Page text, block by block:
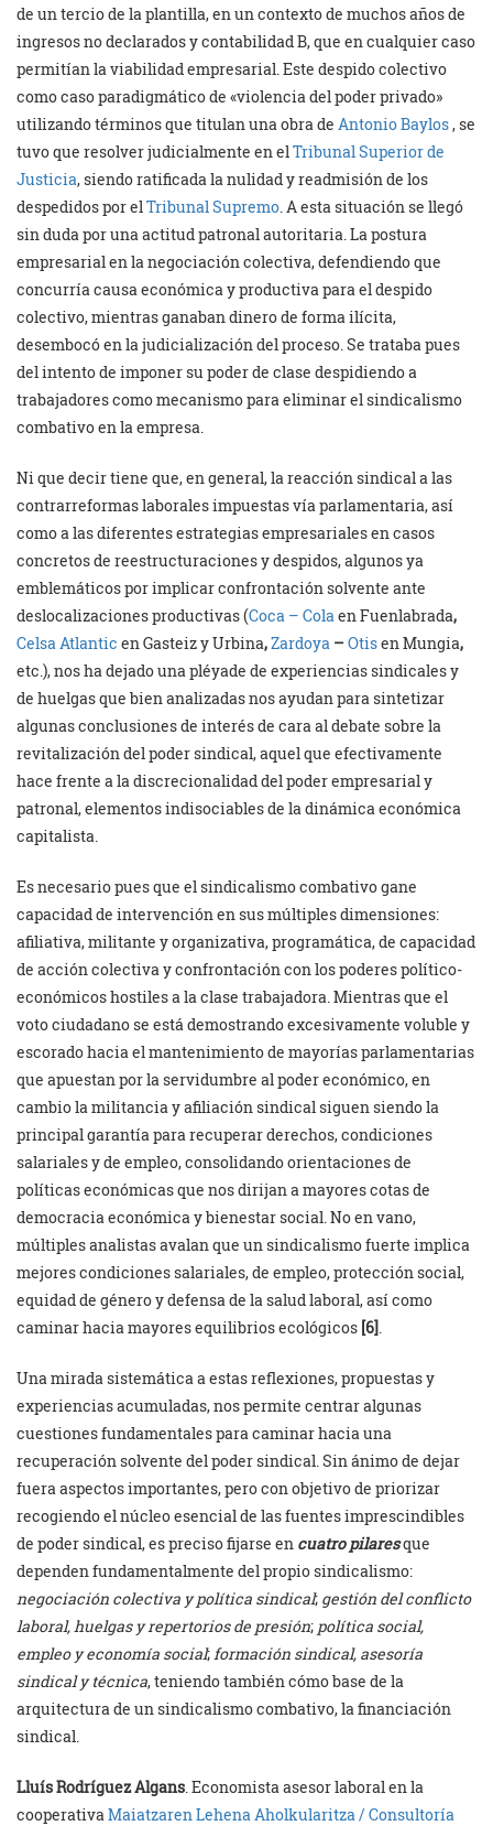
de un tercio de la plantilla, en un contexto de muchos años de
ingresos no declarados y contabilidad B, que en cualquier caso
permitían la viabilidad empresarial. Este despido colectivo
como caso paradigmático de «violencia del poder privado»
utilizando términos que titulan una obra de Antonio Baylos, se
tuvo que resolver judicialmente en elTribunal Superior de
Justicia, siendo ratificada la nulidad y readmisión de los
despedidos por elTribunal Supremo. A esta situación se llegó
sin duda por una actitud patronal autoritaria. La postura
empresarial en la negociación colectiva, defendiendo que
concurría causa económica y productiva para el despido
colectivo, mientras ganaban dinero de forma ilícita,
desembocó en la judicialización del proceso. Se trataba pues
del intento de imponer su poder de clase despidiendo a
trabajadores como mecanismo para eliminar el sindicalismo
combativo en la empresa.
Ni que decir tiene que, en general, la reacción sindical a las
contrarreformas laborales impuestas vía parlamentaria, así
como a las diferentes estrategias empresariales en casos
concretos de reestructuraciones y despidos, algunos ya
emblemáticos por implicar confrontación solvente ante
deslocalizaciones productivas (Coca – Colaen Fuenlabrada,
Celsa Atlantic en Gasteiz y Urbina,Zardoya – Otisen Mungia,
etc.), nos ha dejado una pléyade de experiencias sindicales y
de huelgas que bien analizadas nos ayudan para sintetizar
algunas conclusiones de interés de cara al debate sobre la
revitalización del poder sindical, aquel que efectivamente
hace frente a la discrecionalidad del poder empresarial y
patronal, elementos indisociables de la dinámica económica
capitalista.
Es necesario pues que el sindicalismo combativo gane
capacidad de intervención en sus múltiples dimensiones:
afiliativa, militante y organizativa, programática, de capacidad
de acción colectiva y confrontación con los poderes político-
económicos hostiles a la clase trabajadora. Mientras que el
voto ciudadano se está demostrando excesivamente voluble y
escorado hacia el mantenimiento de mayorías parlamentarias
que apuestan por la servidumbre al poder económico, en
cambio la militancia y afiliación sindical siguen siendo la
principal garantía para recuperar derechos, condiciones
salariales y de empleo, consolidando orientaciones de
políticas económicas que nos dirijan a mayores cotas de
democracia económica y bienestar social. No en vano,
múltiples analistas avalan que un sindicalismo fuerte implica
mejores condiciones salariales, de empleo, protección social,
equidad de género y defensa de la salud laboral, así como
caminar hacia mayores equilibrios ecológicos [6].
Una mirada sistemática a estas reflexiones, propuestas y
experiencias acumuladas, nos permite centrar algunas
cuestiones fundamentales para caminar hacia una
recuperación solvente del poder sindical. Sin ánimo de dejar
fuera aspectos importantes, pero con objetivo de priorizar
recogiendo el núcleo esencial de las fuentes imprescindibles
de poder sindical, es preciso fijarse en cuatro pilaresque
dependen fundamentalmente del propio sindicalismo:
negociación colectiva y política sindical; gestión del conflicto
laboral, huelgas y repertorios de presión; política social,
empleo y economía social;formación sindical, asesoría
sindical y técnica, teniendo también cómo base de la
arquitectura de un sindicalismo combativo, la financiación
sindical.
Lluís Rodríguez Algans. Economista asesor laboral en la
cooperativaMaiatzaren Lehena Aholkularitza / Consultoría